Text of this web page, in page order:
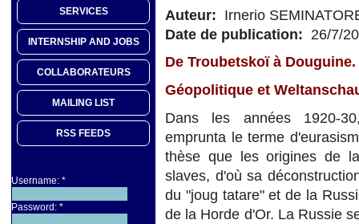
SERVICES
INTERNSHIP AND JOBS
COLLABORATEURS
MAILING LIST
RSS FEEDS
Username: *
Password: *
Auteur: Irnerio
Date de publication: 26/7/
De Troubetskoï à Douguine.
Géopolitique et
Dans les années 1920-
emprunta le terme
thèse que les origines de
slaves, d'où sa
du "joug tatare" et de la
de la Horde d'Or. La Russie